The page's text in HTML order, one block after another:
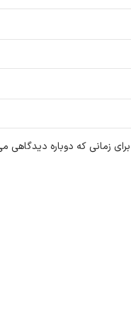
زمانی که دوباره دیدگاهی
شما هستیم! در صورت
مجموعه فرش افرند